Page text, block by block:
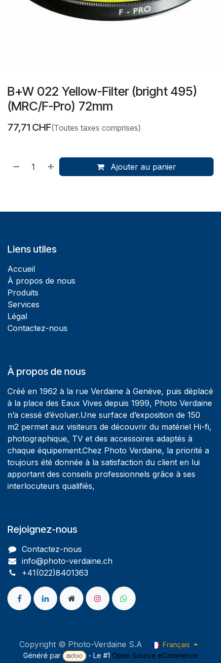
B+W 022 Yellow-Filter (bright 495)
(MRC/F-Pro) 72mm
77,71 CHF(Toutes taxes comprises)
Ajouter au panier
Liens utiles
Accueil
À propos de nous
Produits
Services
Légal
Contactez-nous
À propos de nous
Créé en 1962 à la rue Verdaine à Genève, puis déplacé
à la place des Eaux Vives depuis 1999, Photo Verdaine
n’a cessé d’évoluer.Une surface d’exposition de 150
m2 permet aux visiteurs de découvrir du matériel Hi-fi,
photographique, TV et des accessoires adaptés à
chaque équipement.Chez Photo Verdaine, la priorité a
toujours été donnée à la satisfaction du client en lui
apportant des conseils professionnels grâce à ses
interlocuteurs qualifiés,
Rejoignez-nous
Contactez-nous
info@photo-verdaine.ch​
​​+41(022)8401363
Copyright © Photo-Verdaine S.A
Français
Généré par
- Le #1 Open Source eCommerce